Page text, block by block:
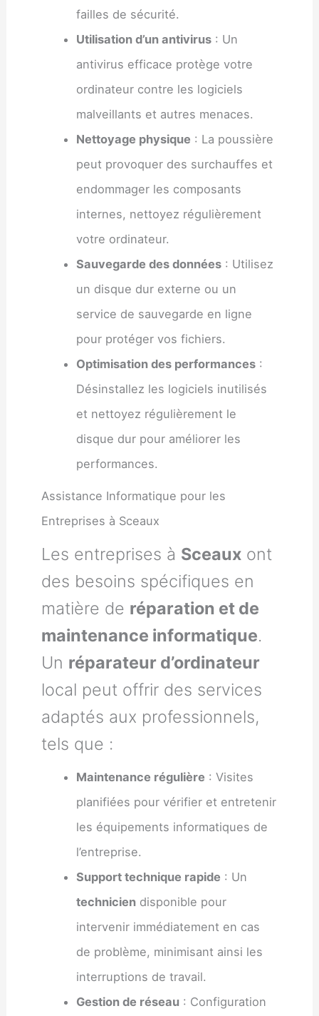
failles de sécurité.
Utilisation d’un antivirus : Un
antivirus efficace protège votre
ordinateur contre les logiciels
malveillants et autres menaces.
Nettoyage physique : La poussière
peut provoquer des surchauffes et
endommager les composants
internes, nettoyez régulièrement
votre ordinateur.
Sauvegarde des données : Utilisez
un disque dur externe ou un
service de sauvegarde en ligne
pour protéger vos fichiers.
Optimisation des performances :
Désinstallez les logiciels inutilisés
et nettoyez régulièrement le
disque dur pour améliorer les
performances.
Assistance Informatique pour les
Entreprises à Sceaux
Les entreprises à Sceaux ont
des besoins spécifiques en
matière de réparation et de
maintenance informatique.
Un réparateur d’ordinateur
local peut offrir des services
adaptés aux professionnels,
tels que :
Maintenance régulière : Visites
planifiées pour vérifier et entretenir
les équipements informatiques de
l’entreprise.
Support technique rapide : Un
technicien disponible pour
intervenir immédiatement en cas
de problème, minimisant ainsi les
interruptions de travail.
Gestion de réseau : Configuration